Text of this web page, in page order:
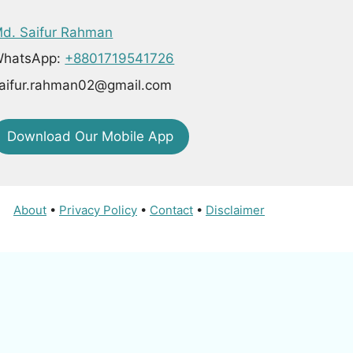
Saifur Rahman
+8801719541726
Download Our Mobile App
About • Privacy Policy • Contact • Disclaimer